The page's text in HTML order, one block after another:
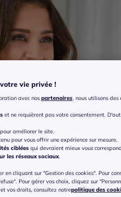
vie privée !
avec nos partenaires, nous utilisons
et ne requièrent pas votre consentement.
améliorer le site.
pour vous offrir une expérience sur mesure.
ciblées qui devraient mieux vous
les réseaux sociaux.
en cliquant sur "Gestion des cookies". Pour
Pour gérer vos choix, cliquez sur
vos droits, consultez notrepolitique des